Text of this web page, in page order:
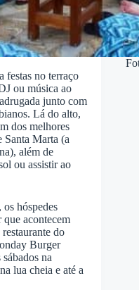
festas no terraço
ou música ao
junto com
Lá do alto,
dos melhores
Santa Marta (a
além de
ou assistir ao
os hóspedes
acontecem
do
Burger
na
lua cheia e até a